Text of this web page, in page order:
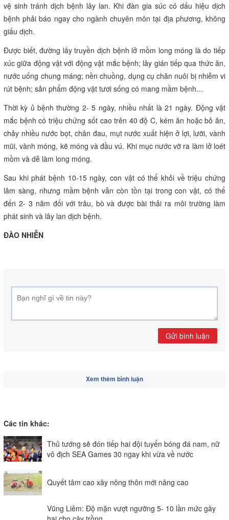
vệ sinh tránh dịch bệnh lây lan. Khi đàn gia súc có dấu hiệu dịch
bệnh phải báo ngay cho ngành chuyên môn tại địa phương, không
giấu dịch.
Được biết, đường lây truyền dịch bệnh lở mồm long móng là do tiếp
xúc giữa động vật với động vật mắc bệnh; lây gián tiếp qua thức ăn,
nước uống chung máng; nền chuồng, dụng cụ chăn nuôi bị nhiễm vi
rút bệnh; sản phẩm động vật tươi sống có mang mầm bệnh…
Thời kỳ ủ bệnh thường 2- 5 ngày, nhiều nhất là 21 ngày. Động vật
mắc bệnh có triệu chứng sốt cao trên 40 độ C, kém ăn hoặc bỏ ăn,
chảy nhiều nước bọt, chân đau, mụt nước xuất hiện ở lợi, lưỡi, vành
mũi, vành móng, kẽ móng và đầu vú. Khi mục nước vỡ ra làm lở loét
mồm và dễ làm long móng.
Sau khi phát bệnh 10-15 ngày, con vật có thể khỏi về triệu chứng
lâm sàng, nhưng mầm bệnh vẫn còn tồn tại trong con vật, có thể
đến 2- 3 năm đối với trâu, bò và được bài thải ra môi trường làm
phát sinh và lây lan dịch bệnh.
ĐÀO NHIỄN
Gửi bình luận
Xem thêm bình luận
Các tin khác:
Thủ tướng sẽ đón tiếp hai đội tuyển bóng đá nam, nữ
vô địch SEA Games 30 ngay khi vừa về nước
Quyết tâm cao xây nông thôn mới nâng cao
Vũng Liêm: Độ mặn vượt ngưỡng 5- 10 lần mức gây